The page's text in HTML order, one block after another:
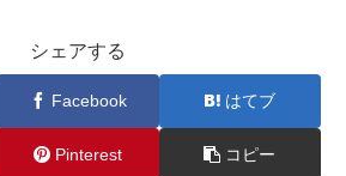
シェアする
Facebook はてブ
Pinterest コピー